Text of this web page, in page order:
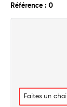
Référence : 0